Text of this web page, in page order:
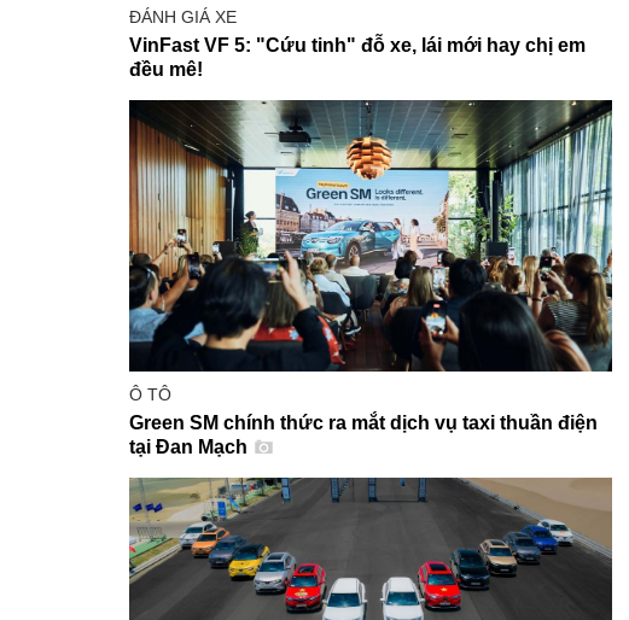
ĐÁNH GIÁ XE
VinFast VF 5: "Cứu tinh" đỗ xe, lái mới hay chị em
đều mê!
Ô TÔ
Green SM chính thức ra mắt dịch vụ taxi thuần điện
tại Đan Mạch